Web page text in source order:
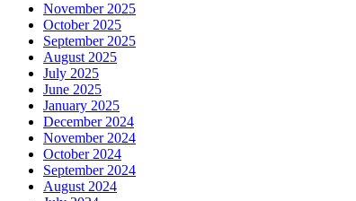
November 2025
October 2025
September 2025
August 2025
July 2025
June 2025
January 2025
December 2024
November 2024
October 2024
September 2024
August 2024